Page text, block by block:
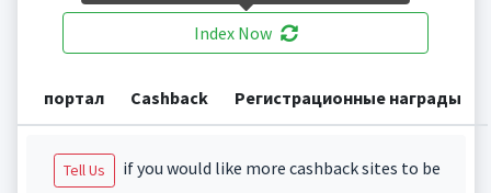
Index Now
портал Cashback Регистрационные награды
Tell Us
if you would like more cashback sites to be